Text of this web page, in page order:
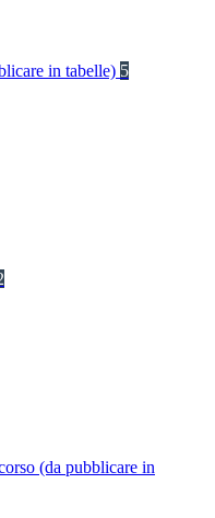
in tabelle) 5
(da pubblicare in